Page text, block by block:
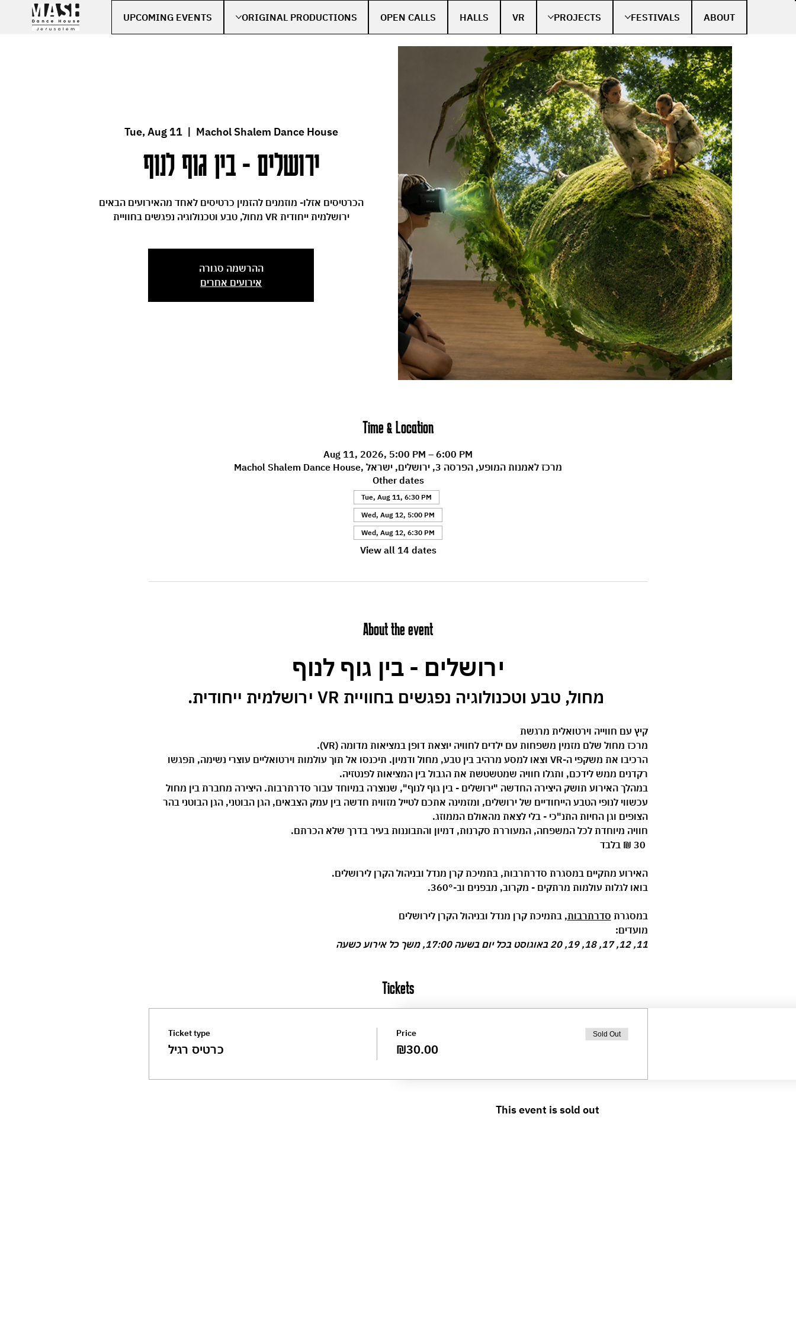
ABOUT
FESTIVALS
PROJECTS
VR
HALLS
OPEN CALLS
ORIGINAL PRODUCTIONS
UPCOMING EVENTS
Tue, Aug 11
  |
Machol Shalem Dance House
ירושלים - בין גוף לנוף
הכרטיסים אזלו- מוזמנים להזמין כרטיסים לאחד מהאירועים הבאים
מחול, טבע וטכנולוגיה נפגשים בחוויית VR ירושלמית ייחודית
ההרשמה סגורה
אירועים אחרים
Time & Location
Aug 11, 2026, 5:00 PM – 6:00 PM
Machol Shalem Dance House, מרכז לאמנות המופע, הפרסה 3, ירושלים, ישראל
Other dates
Tue, Aug 11, 6:30 PM
Wed, Aug 12, 5:00 PM
Wed, Aug 12, 6:30 PM
View all 14 dates
About the event
ירושלים - בין גוף לנוף
מחול, טבע וטכנולוגיה נפגשים בחוויית VR ירושלמית ייחודית.
קיץ עם חווייה וירטואלית מרגשת
מרכז מחול שלם מזמין משפחות עם ילדים לחוויה יוצאת דופן במציאות מדומה (VR).
הרכיבו את משקפי ה-VR וצאו למסע מרהיב בין טבע, מחול ודמיון. תיכנסו אל תוך עולמות וירטואליים עוצרי נשימה, תפגשו
רקדנים ממש לידכם, ותגלו חוויה שמטשטשת את הגבול בין המציאות לפנטזיה.
במהלך האירוע תושק היצירה החדשה "ירושלים - בין גוף לנוף", שנוצרה במיוחד עבור סדרתרבות. היצירה מחברת בין מחול
עכשווי לנופי הטבע הייחודיים של ירושלים, ומזמינה אתכם לטייל מזווית חדשה בין עמק הצבאים, הגן הבוטני, הגן הבוטני בהר
הצופים וגן החיות התנ"כי - בלי לצאת מהאולם הממוזג.
חוויה מיוחדת לכל המשפחה, המעוררת סקרנות, דמיון והתבוננות בעיר בדרך שלא הכרתם.
30 ₪ בלבד
האירוע מתקיים במסגרת סדרתרבות, בתמיכת קרן מנדל ובניהול הקרן לירושלים.
בואו לגלות עולמות מרתקים - מקרוב, מבפנים וב-360°.
במסגרת סדרתרבות, בתמיכת קרן מנדל ובניהול הקרן לירושלים
מועדים:
11, 12, 17, 18, 19, 20 באוגוסט בכל יום בשעה 17:00, משך כל אירוע כשעה
Tickets
Ticket type
כרטיס רגיל
Price
₪30.00
Sold Out
This event is sold out